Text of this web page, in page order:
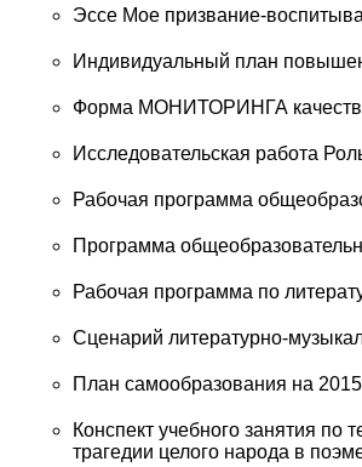
Эссе Мое призвание-
Индивидуальный план
Форма МОНИТОРИНГА
Исследовательская работа
Рабочая программа
Программа
Рабочая программа по
Сценарий литературно-
План самообразования на
Конспект учебного занятия
трагедии целого народа в